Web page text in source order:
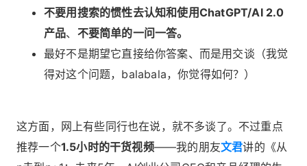
不要用搜索的惯性去认知和使用ChatGPT/AI 2.0
产品、 不要简单的一问一答。
最好不是期望它直接给你答案、而是用交谈（我觉
得对这个问题，balabala，你觉得如何？）
这方面，网上有些同行也在说，就不多谈了。不过重点
推荐一个1.5小时的干货视频——我的朋友文君讲的《从